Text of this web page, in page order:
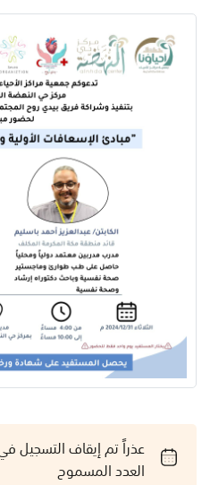
عذراً تم إيقاف التسجيل
العدد المسموح